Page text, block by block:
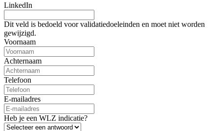
LinkedIn
Dit veld is bedoeld voor validatiedoeleinden en moet niet worden
gewijzigd.
Voornaam
Achternaam
Telefoon
E-mailadres
Heb je een WLZ indicatie?